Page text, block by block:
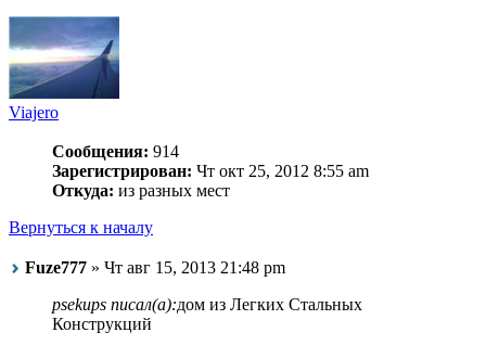
Viajero
Сообщения: 914
Зарегистрирован: Чт окт 25, 2012 8:55 am
Откуда: из разных мест
Вернуться к началу
Fuze777 » Чт авг 15, 2013 21:48 pm
psekups писал(а):дом из Легких Стальных
Конструкций